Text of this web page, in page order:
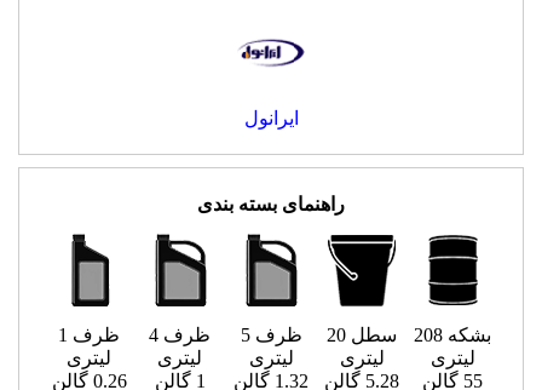
ایرانول
راهنمای بسته بندی
بشکه 208
لیتری
55 گالن
سطل 20
لیتری
5.28 گالن
ظرف 5
لیتری
1.32 گالن
ظرف 4
لیتری
1 گالن
ظرف 1
لیتری
0.26 گالن